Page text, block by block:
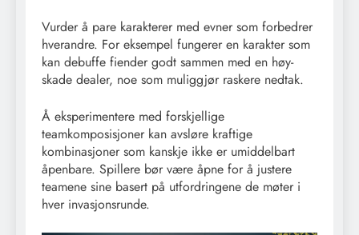
Vurder å pare karakterer med evner som forbedrer
hverandre. For eksempel fungerer en karakter som
kan debuffe fiender godt sammen med en høy-
skade dealer, noe som muliggjør raskere nedtak.
Å eksperimentere med forskjellige
teamkomposisjoner kan avsløre kraftige
kombinasjoner som kanskje ikke er umiddelbart
åpenbare. Spillere bør være åpne for å justere
teamene sine basert på utfordringene de møter i
hver invasjonsrunde.